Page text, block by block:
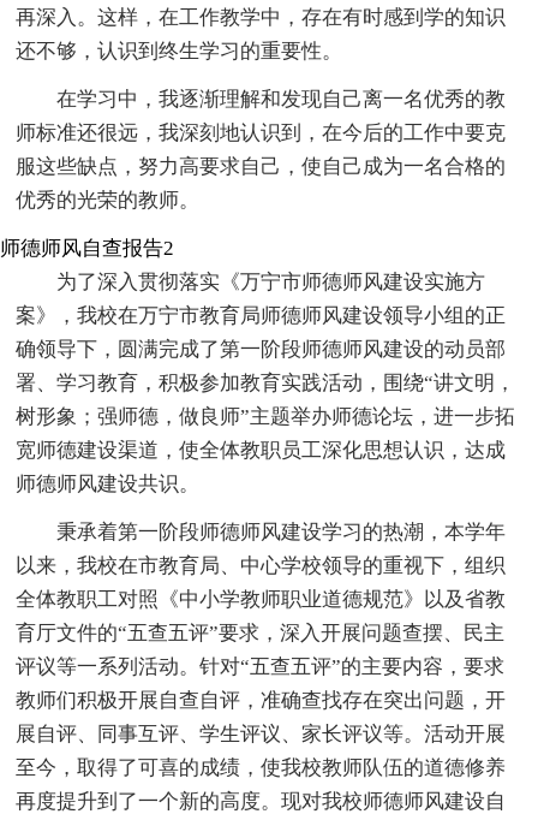
再深入。这样，在工作教学中，存在有时感到学的知识
还不够，认识到终生学习的重要性。
在学习中，我逐渐理解和发现自己离一名优秀的教
师标准还很远，我深刻地认识到，在今后的工作中要克
服这些缺点，努力高要求自己，使自己成为一名合格的
优秀的光荣的教师。
师德师风自查报告2
为了深入贯彻落实《万宁市师德师风建设实施方
案》，我校在万宁市教育局师德师风建设领导小组的正
确领导下，圆满完成了第一阶段师德师风建设的动员部
署、学习教育，积极参加教育实践活动，围绕“讲文明，
树形象；强师德，做良师”主题举办师德论坛，进一步拓
宽师德建设渠道，使全体教职员工深化思想认识，达成
师德师风建设共识。
秉承着第一阶段师德师风建设学习的热潮，本学年
以来，我校在市教育局、中心学校领导的重视下，组织
全体教职工对照《中小学教师职业道德规范》以及省教
育厅文件的“五查五评”要求，深入开展问题查摆、民主
评议等一系列活动。针对“五查五评”的主要内容，要求
教师们积极开展自查自评，准确查找存在突出问题，开
展自评、同事互评、学生评议、家长评议等。活动开展
至今，取得了可喜的成绩，使我校教师队伍的道德修养
再度提升到了一个新的高度。现对我校师德师风建设自